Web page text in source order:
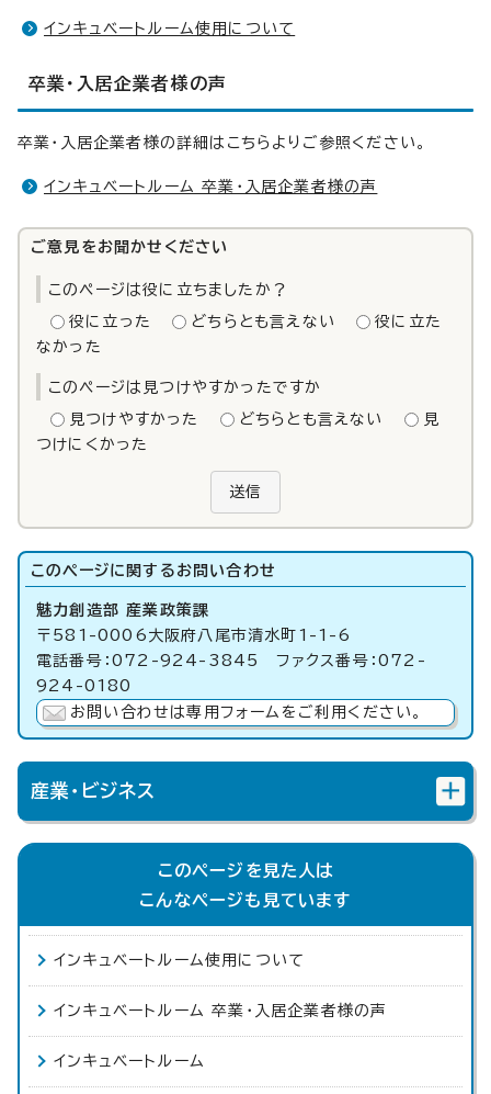
インキュベートルーム使用について
卒業・入居企業者様の声
卒業・入居企業者様の詳細はこちらよりご参照ください。
インキュベートルーム 卒業・入居企業者様の声
ご意見をお聞かせください
このページは役に立ちましたか？
役に立った どちらとも言えない
役に立た
なかった
このページは見つけやすかったですか
見つけやすかった どちらとも言えない
見
つけにくかった
送信
このページに関する お問い合わせ
魅力創造部 産業政策課
〒581-0006大阪府八尾市清水町1-1-6
電話番号：072-924-3845 ファクス番号：072-
924-0180
お問い合わせは専用フォームをご利用ください。
産業・ビジネス
このページを見た人は
こんなページも見ています
インキュベートルーム使用について
インキュベートルーム 卒業・入居企業者様の声
インキュベートルーム